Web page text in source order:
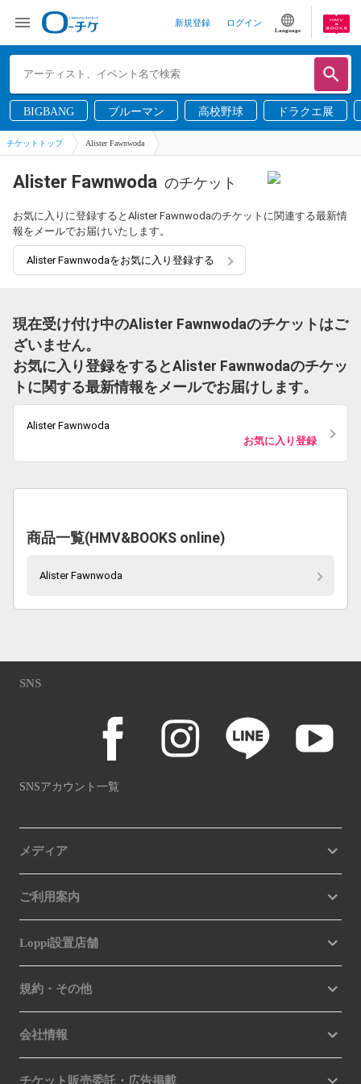
新規登録 ログイン
Language
BIGBANG ブルーマン 高校野球 ドラクエ展
チケットトップ Alister Fawnwoda
Alister Fawnwoda のチケット
お気に入りに登録するとAlister Fawnwodaのチケットに関連する最新情
報をメールでお届けいたします。
Alister Fawnwodaをお気に入り登録する
現在受け付け中のAlister Fawnwodaのチケットはご
ざいません。
お気に入り登録をするとAlister Fawnwodaのチケッ
トに関する最新情報をメールでお届けします。
Alister Fawnwoda
お気に入り登録
商品一覧(HMV&BOOKS online)
Alister Fawnwoda
SNS
SNSアカウント一覧
メディア
ご利用案内
Loppi設置店舗
規約・その他
会社情報
チケット販売委託・広告掲載